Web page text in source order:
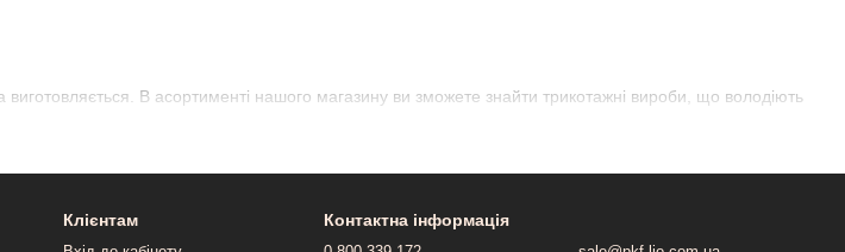
В асортименті нашого магазину ви зможете знайти трикотажні вироби, що володіють
Клієнтам Контактна інформація